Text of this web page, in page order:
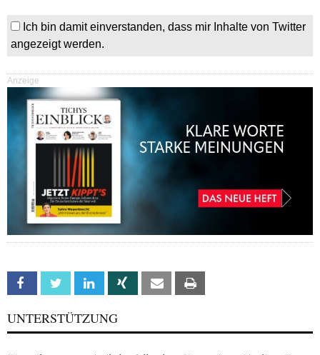
Ich bin damit einverstanden, dass mir Inhalte von Twitter
angezeigt werden.
Anzeige
Facebook Twitter Linkedin Xing Email
UNTERSTÜTZUNG